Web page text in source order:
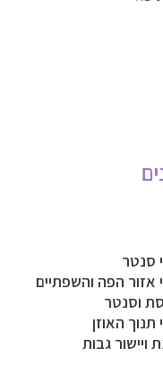
סנטר
אזור הפה והשפתיים
וסנטר
תנוך האוזן
ויישור גבות